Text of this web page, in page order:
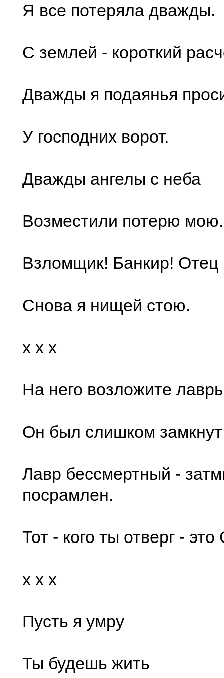
Я все потеряла дважды.
С землей - короткий
Дважды я подаянья
У господних ворот.
Дважды ангелы с неба
Возместили потерю мою.
Взломщик! Банкир! Отец
Снова я нищей стою.
x x x
На него возложите
Он был слишком
Лавр бессмертный -
посрамлен.
Тот - кого ты отверг - это
x x x
Пусть я умру
Ты будешь жить